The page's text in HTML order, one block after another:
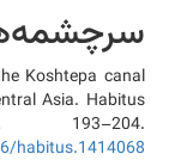
Koshtepa canal
Asia. Habitus
193–204.
habitus.1414068